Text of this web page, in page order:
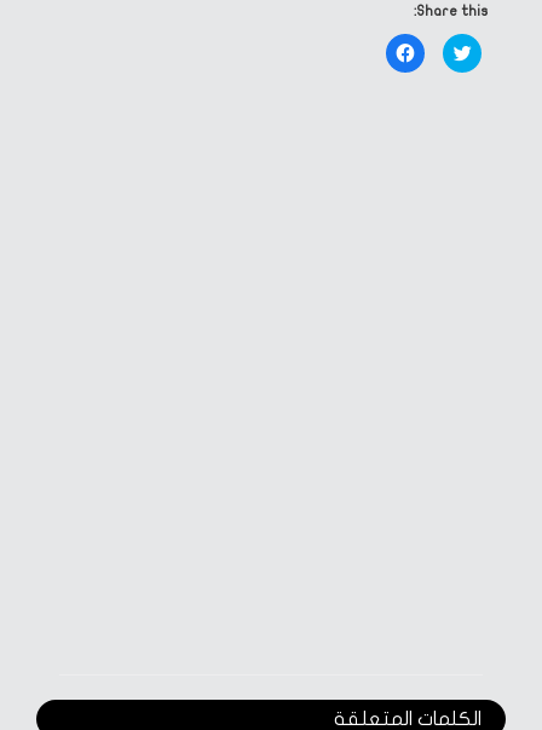
Share this:
Click
to
share
Click
to
الكلمات المتعلقة‎